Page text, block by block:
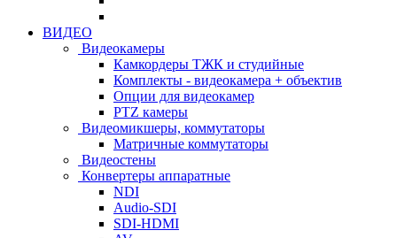
ВИДЕО
Видеокамеры
Камкордеры ТЖК и студийные
Комплекты - видеокамера + объектив
Опции для видеокамер
PTZ камеры
Видеомикшеры, коммутаторы
Матричные коммутаторы
Видеостены
Конвертеры аппаратные
NDI
Audio-SDI
SDI-HDMI